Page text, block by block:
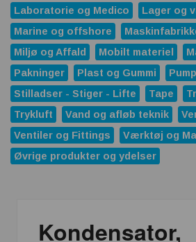
Laboratorie og Medico
Lager og
Marine og offshore
Miljø og Affald
Mobilt materiel
Pakninger
Plast og Gummi
Stilladser - Stiger - Lifte
Tape
Trykluft
Vand og afløb teknik
Ventiler og Fittings
Værktøj og
Øvrige produkter og ydelser
Kondensator,